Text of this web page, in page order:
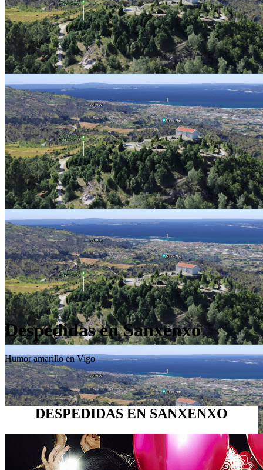
Despedidas en Sanxenxo
Humor amarillo en Vigo
DESPEDIDAS EN SANXENXO